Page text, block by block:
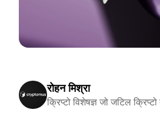
रोहन मिश्रा
क्रिप्टो विशेषज्ञ जो जटिल